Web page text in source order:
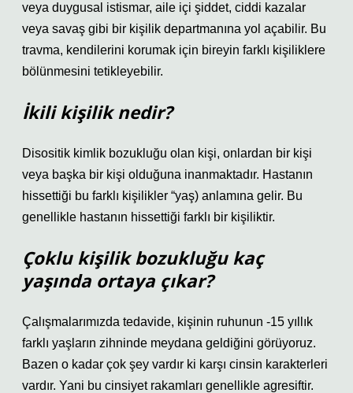
veya duygusal istismar, aile içi şiddet, ciddi kazalar
veya savaş gibi bir kişilik departmanına yol açabilir. Bu
travma, kendilerini korumak için bireyin farklı kişiliklere
bölünmesini tetikleyebilir.
İkili kişilik nedir?
Disositik kimlik bozukluğu olan kişi, onlardan bir kişi
veya başka bir kişi olduğuna inanmaktadır. Hastanın
hissettiği bu farklı kişilikler “yaş) anlamına gelir. Bu
genellikle hastanın hissettiği farklı bir kişiliktir.
Çoklu kişilik bozukluğu kaç
yaşında ortaya çıkar?
Çalışmalarımızda tedavide, kişinin ruhunun -15 yıllık
farklı yaşların zihninde meydana geldiğini görüyoruz.
Bazen o kadar çok şey vardır ki karşı cinsin karakterleri
vardır. Yani bu cinsiyet rakamları genellikle agresiftir.